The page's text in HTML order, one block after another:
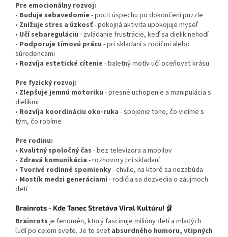
Pre emocionálny rozvoj:
• Buduje sebavedomie - pocit úspechu po dokončení puzzle
• Znižuje stres a úzkosť- pokojná aktivita upokojuje myseľ
• Učí sebareguláciu - zvládanie frustrácie, keď sa dielik nehodí
• Podporuje tímovú prácu - pri skladaní s rodičmi alebo
súrodencami
• Rozvíja estetické cítenie - baletný motív učí oceňovať krásu
Pre fyzický rozvoj:
• Zlepšuje jemnú motoriku - presné uchopenie a manipulácia s
dielikmi
• Rozvíja koordináciu oko-ruka - spojenie toho, čo vidíme s
tým, čo robíme
Pre rodinu:
• Kvalitný spoločný čas - bez televízora a mobilov
• Zdravá komunikácia - rozhovory pri skladaní
• Tvorivé rodinné spomienky- chvíle, na ktoré sa nezabúda
• Mostík medzi generáciami - rodičia sa dozvedia o záujmoch
detí
Brainrots - Kde Tanec Stretáva Viral Kultúru! 🩰
Brainrots je fenomén, ktorý fascinuje milióny detí a mladých
ľudí po celom svete. Je to svet absurdného humoru, vtipných